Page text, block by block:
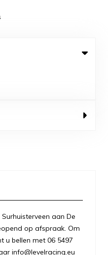
aan De
op afspraak. Om
u bellen met 06 5497
info@levelracing.eu